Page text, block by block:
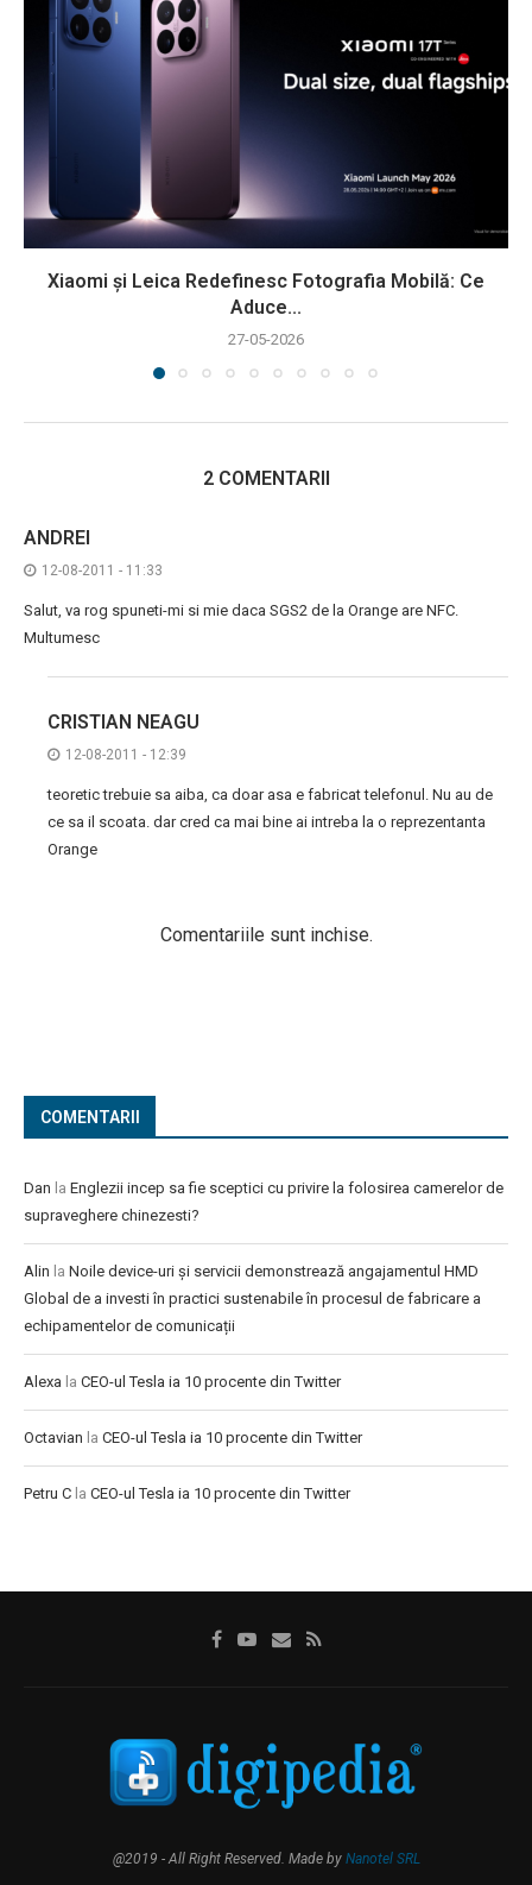
Xiaomi și Leica Redefinesc Fotografia Mobilă: Ce
Aduce...
27-05-2026
2 COMENTARII
ANDREI
12-08-2011 - 11:33
Salut, va rog spuneti-mi si mie daca SGS2 de la Orange are NFC.
Multumesc
CRISTIAN NEAGU
12-08-2011 - 12:39
teoretic trebuie sa aiba, ca doar asa e fabricat telefonul. Nu au de
ce sa il scoata. dar cred ca mai bine ai intreba la o reprezentanta
Orange
Comentariile sunt inchise.
COMENTARII
Dan la Englezii incep sa fie sceptici cu privire la folosirea camerelor de
supraveghere chinezesti?
Alin la Noile device-uri și servicii demonstrează angajamentul HMD
Global de a investi în practici sustenabile în procesul de fabricare a
echipamentelor de comunicații
Alexa la CEO-ul Tesla ia 10 procente din Twitter
Octavian la CEO-ul Tesla ia 10 procente din Twitter
Petru C la CEO-ul Tesla ia 10 procente din Twitter
@2019 - All Right Reserved. Made by Nanotel SRL